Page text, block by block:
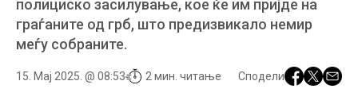
полициско засилување, кое ќе им пријде на
граѓаните од грб, што предизвикало немир
меѓу собраните.
15. Мај 2025. @ 08:53 2 мин. читање Сподели